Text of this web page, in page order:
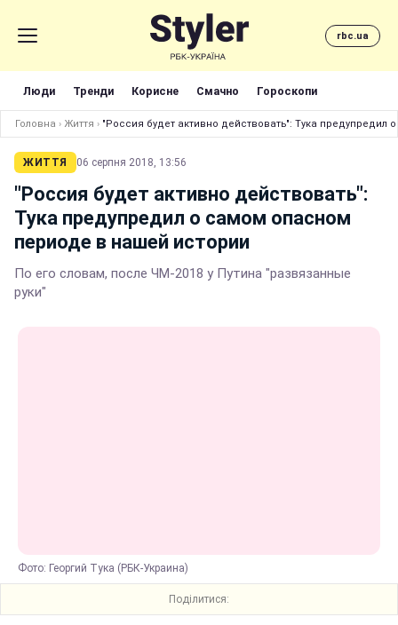
rbc.ua
Люди Тренди Корисне Смачно Гороскопи
Головна › Життя › "Россия будет активно действовать": Тука
ЖИТТЯ 06 серпня 2018, 13:56
"Россия будет активно действовать":
Тука предупредил о самом опасном
периоде в нашей истории
По его словам, после ЧМ-2018 у Путина "развязанные
руки"
Фото: Георгий Тука (РБК-Украина)
Поділитися: